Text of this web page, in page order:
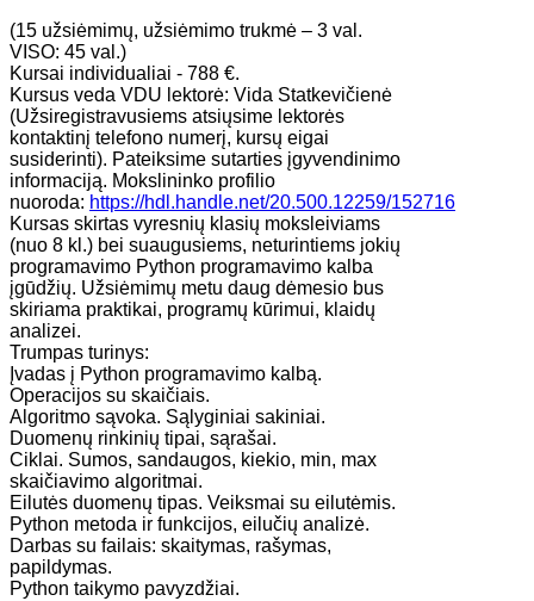
​(15 užsiėmimų, užsiėmimo trukmė – 3 val.
VISO: 45 val.)
Kursai individualiai - 788 €.
Kursus veda VDU lektorė: Vida Statkevičienė
(Užsiregistravusiems atsiųsime lektorės
kontaktinį telefono numerį, kursų eigai
susiderinti). Pateiksime sutarties įgyvendinimo
informaciją.​ Mokslininko profilio
nuoroda: https://hdl.handle.net/20.500.12259/152716
Kursas skirtas vyresnių klasių moksleiviams
(nuo 8 kl.) bei suaugusiems, neturintiems jokių
programavimo Python programavimo kalba
įgūdžių. Užsiėmimų metu daug dėmesio bus
skiriama praktikai, programų kūrimui, klaidų
analizei.
Trumpas turinys:
Įvadas į Python programavimo kalbą.
Operacijos su skaičiais.
Algoritmo sąvoka. Sąlyginiai sakiniai.
Duomenų rinkinių tipai, sąrašai.
Ciklai. Sumos, sandaugos, kiekio, min, max
skaičiavimo algoritmai.
Eilutės duomenų tipas. Veiksmai su eilutėmis.
Python metoda ir funkcijos, eilučių analizė.
Darbas su failais: skaitymas, rašymas,
papildymas.
Python taikymo pavyzdžiai.